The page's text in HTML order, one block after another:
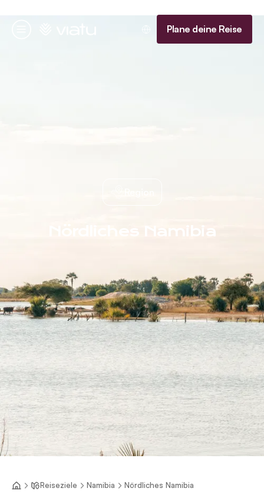
Plane deine Reise
Nördliches Namibia
Reiseziele Namibia Nördliches Namibia